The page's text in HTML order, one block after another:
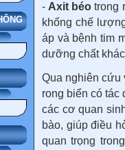
- Axit béo trong
khống chế
áp và bệnh tim
dưỡng chất
Qua nghiên cứu
rong biển có tác
các cơ quan
bào, giúp điều
quan trọng